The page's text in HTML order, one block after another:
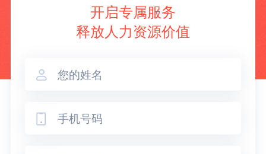
开启专属服务
释放人力资源价值

